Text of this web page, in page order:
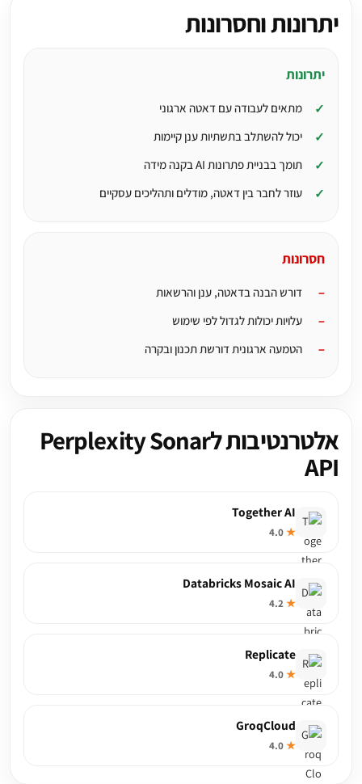
יתרונות וחסרונות
יתרונות
מתאים לעבודה עם דאטה ארגוני
יכול להשתלב בתשתיות ענן קיימות
תומך בבניית פתרונות AI בקנה מידה
עוזר לחבר בין דאטה, מודלים ותהליכים עסקיים
חסרונות
דורש הבנה בדאטה, ענן והרשאות
עלויות יכולות לגדול לפי שימוש
הטמעה ארגונית דורשת תכנון ובקרה
אלטרנטיבות לPerplexity Sonar
API
Together AI
★
Databricks Mosaic AI
★
Replicate
★
GroqCloud
★